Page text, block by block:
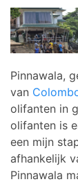
Pinnawala,
van
olifanten in
olifanten is
een mijn
afhankelijk
Pinnawala